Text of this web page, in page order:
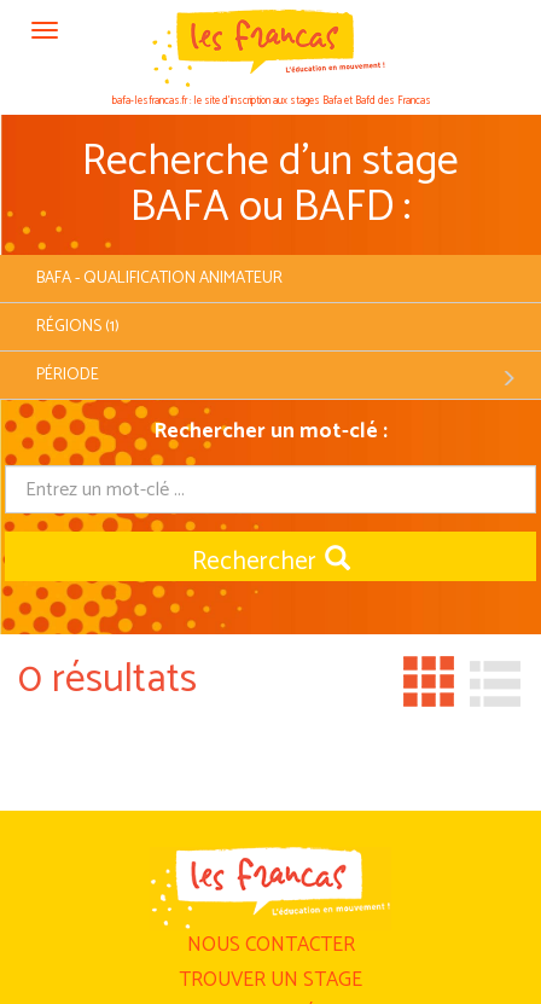
bafa-lesfrancas.fr : le site d’inscription aux stages Bafa et Bafd des Francas
Recherche d'un stage
BAFA ou BAFD :
BAFA - QUALIFICATION ANIMATEUR
RÉGIONS (1)
PÉRIODE
Rechercher un mot-clé :
Rechercher
0 résultats
NOUS CONTACTER
TROUVER UN STAGE
Panneau de gestion des cookies